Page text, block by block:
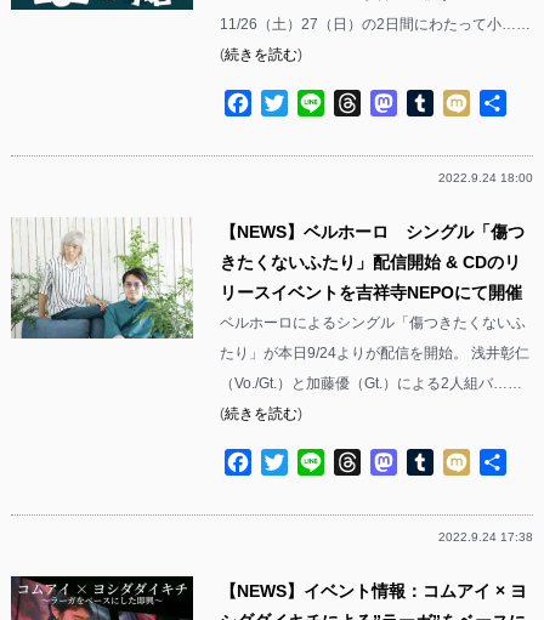
11/26（土）27（日）の2日間にわたって小……
(続きを読む)
Facebook
TwitterLine ThreadsMastodon
Tumblr
Mixi
2022.9.24 18:00
【NEWS】ベルホーロ シングル「傷つ
きたくないふたり」配信開始 & CDのリ
リースイベントを吉祥寺NEPOにて開催
ベルホーロによるシングル「傷つきたくないふ
たり」が本日9/24よりが配信を開始。 浅井彰仁
（Vo./Gt.）と加藤優（Gt.）による2人組バ……
(続きを読む)
Facebook
TwitterLine ThreadsMastodon
Tumblr
Mixi
2022.9.24 17:38
【NEWS】イベント情報：コムアイ × ヨ